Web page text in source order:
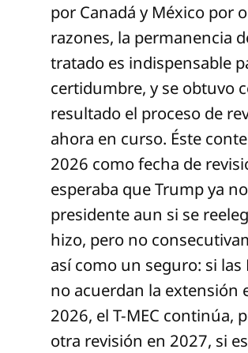
por Canadá y México por
razones, la permanencia
tratado es indispensable
certidumbre, y se obtuvo
resultado el proceso de
ahora en curso. Éste
2026 como fecha de
esperaba que Trump ya
presidente aun si se
hizo, pero no
así como un seguro: si las
no acuerdan la extensión
2026, el T-MEC continúa,
otra revisión en 2027, si es